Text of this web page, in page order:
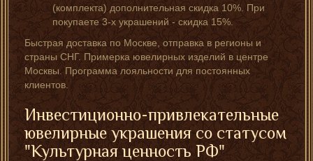
(комплекта) дополнительная скидка 10%. При
покупаете 3-х украшений - скидка 15%.
Быстрая доставка по Москве, отправка в регионы и
страны СНГ. Примерка ювелирных изделий в центре
Москвы. Программа лояльности для постоянных
клиентов.
Инвестиционно-привлекательные
ювелирные украшения со статусом
"Культурная ценность РФ"